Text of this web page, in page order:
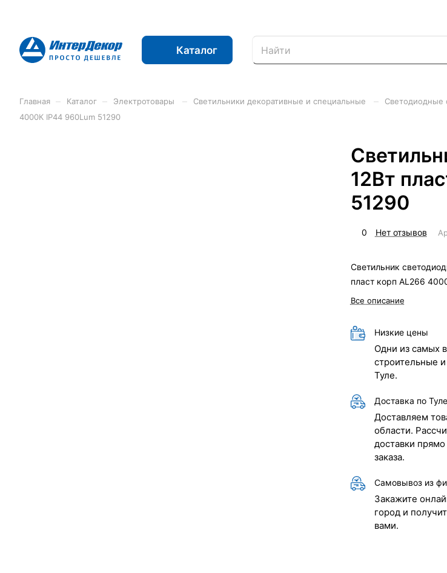
Каталог
Главная Каталог Электротовары Светильники декоративные и специальные Светодиодные
4000К IP44 960Lum 51290
12Вт
51290
0 Нет отзывов
Светильник
пласт корп AL266
Все описание
Низкие цены
Одни из самых
строительные
Туле.
Доставка по
Доставляем
области.
доставки
заказа.
Самовывоз из
Закажите
город и
вами.